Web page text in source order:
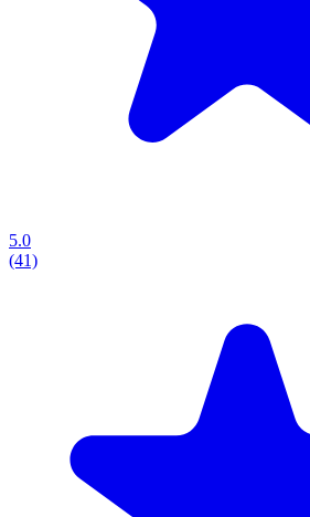
5.0
(41)